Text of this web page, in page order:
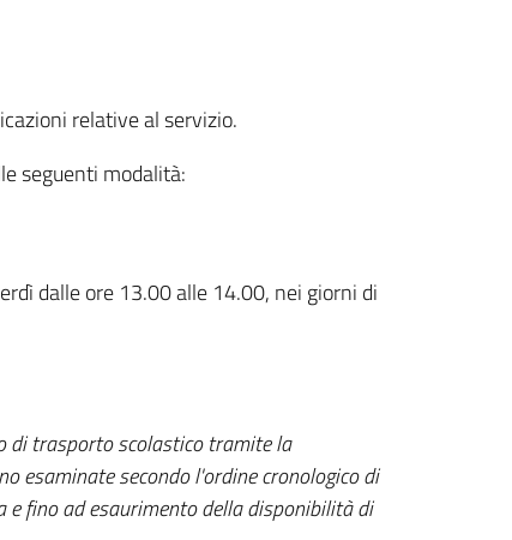
relative al servizio.
seguenti modalità:
dalle ore 13.00 alle 14.00, nei giorni di
di trasporto scolastico tramite la
esaminate secondo l'ordine cronologico di
e fino ad esaurimento della disponibilità di